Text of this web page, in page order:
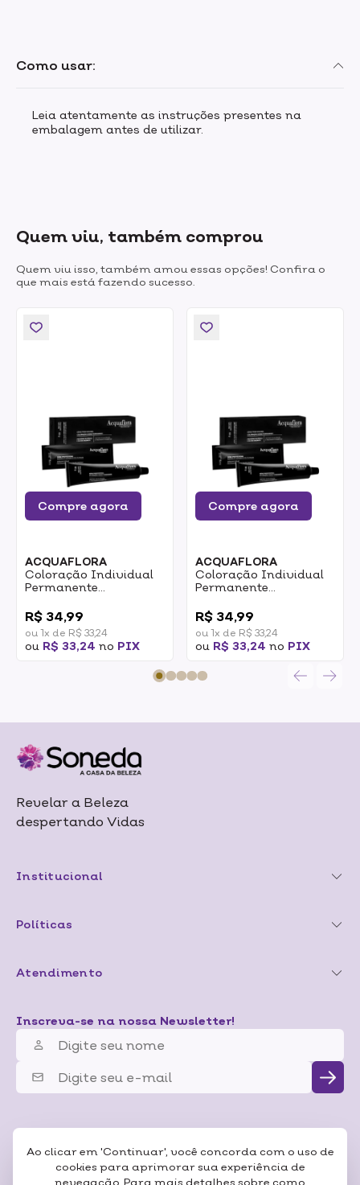
Ao clicar em 'Continuar', você concorda com o uso de
cookies para aprimorar sua experiência de
nevegação. Para mais detalhes sobre como
Como usar:
Leia atentamente as instruções presentes na
embalagem antes de utilizar.
Quem viu, também comprou
Quem viu isso, também amou essas opções! Confira o
que mais está fazendo sucesso.
Compre agora
ACQUAFLORA
Coloração Individual
Permanente
Castanho Claro 60g
R$ 34,99
ou 1x de R$ 33,24
ou R$ 33,24 no PIX
Compre agora
ACQUAFLORA
Coloração Individual
Permanente
Castanho Claro
Irisado Intenso 60g
R$ 34,99
ou 1x de R$ 33,24
ou R$ 33,24 no PIX
Revelar a Beleza
despertando Vidas
Institucional
Políticas
Atendimento
Inscreva-se na nossa Newsletter!